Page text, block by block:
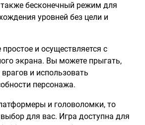
бесконечный режим для
уровней без цели и
и осуществляется с
экрана. Вы можете прыгать,
и использовать
персонажа.
и головоломки, то
для вас. Игра доступна для